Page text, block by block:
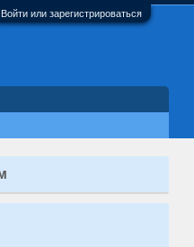
Войти или зарегистрироваться